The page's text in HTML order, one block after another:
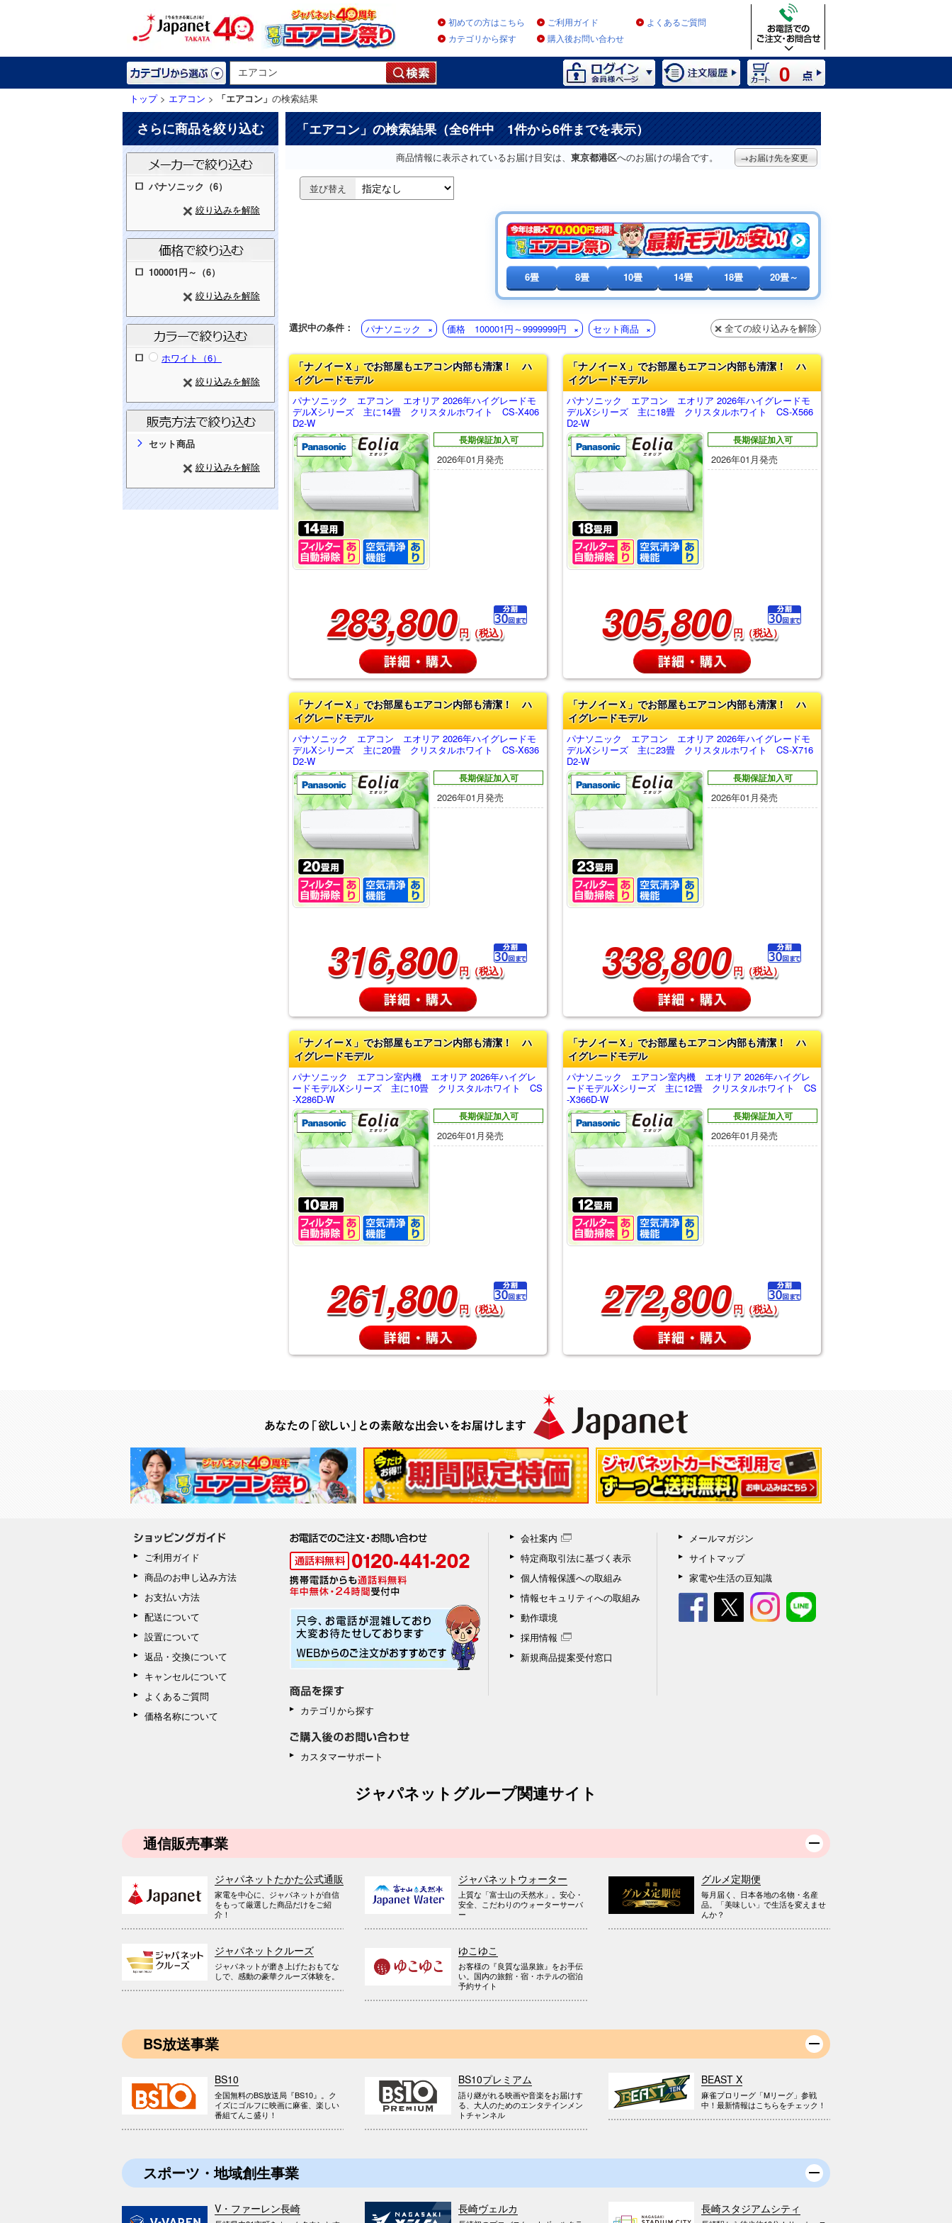
初めての方はこちら ご利用ガイド
よくあるご質問
カテゴリから探す
購入後お問い合わせ
0
トップ> エアコン > 「エアコン」 の検索結果
さらに商品を絞り込む
パナソニック（6）
絞り込みを解除
100001円～（6）
絞り込みを解除
ホワイト（6）
絞り込みを解除
セット商品
絞り込みを解除
「エアコン 」の検索結果（全6件中 1件から6件までを表示）
商品情報に表示されているお届け目安は、 東京都港区へのお届けの場合です。 →お届け先を変更
並び替え
6畳 8畳 10畳 14畳 18畳 20畳～
選択中の条件： パナソニック 価格 100001円～9999999円 セット商品 全ての絞り込みを解除
「ナノイーＸ」でお部屋もエアコン内部も清潔！ ハ
イグレードモデル
パナソニック エアコン エオリア 2026年ハイグレードモ
デルXシリーズ 主に14畳 クリスタルホワイト CS-X406
D2-W
長期保証加入可
2026年01月発売
283,800 円（税込）
「ナノイーＸ」でお部屋もエアコン内部も清潔！ ハ
イグレードモデル
パナソニック エアコン エオリア 2026年ハイグレードモ
デルXシリーズ 主に18畳 クリスタルホワイト CS-X566
D2-W
長期保証加入可
2026年01月発売
305,800 円（税込）
「ナノイーＸ」でお部屋もエアコン内部も清潔！ ハ
イグレードモデル
パナソニック エアコン エオリア 2026年ハイグレードモ
デルXシリーズ 主に20畳 クリスタルホワイト CS-X636
D2-W
長期保証加入可
2026年01月発売
316,800 円（税込）
「ナノイーＸ」でお部屋もエアコン内部も清潔！ ハ
イグレードモデル
パナソニック エアコン エオリア 2026年ハイグレードモ
デルXシリーズ 主に23畳 クリスタルホワイト CS-X716
D2-W
長期保証加入可
2026年01月発売
338,800 円（税込）
「ナノイーＸ」でお部屋もエアコン内部も清潔！ ハ
イグレードモデル
パナソニック エアコン室内機 エオリア 2026年ハイグレ
ードモデルXシリーズ 主に10畳 クリスタルホワイト CS
-X286D-W
長期保証加入可
2026年01月発売
261,800 円（税込）
「ナノイーＸ」でお部屋もエアコン内部も清潔！ ハ
イグレードモデル
パナソニック エアコン室内機 エオリア 2026年ハイグレ
ードモデルXシリーズ 主に12畳 クリスタルホワイト CS
-X366D-W
長期保証加入可
2026年01月発売
272,800 円（税込）
ご利用ガイド
商品のお申し込み方法
お支払い方法
配送について
設置について
返品・交換について
キャンセルについて
よくあるご質問
価格名称について
カテゴリから探す
カスタマーサポート
会社案内
特定商取引法に基づく表示
個人情報保護への取組み
情報セキュリティへの取組み
動作環境
採用情報
新規商品提案受付窓口
メールマガジン
サイトマップ
家電や生活の豆知識
ジャパネットグループ関連サイト
通信販売事業
ジャパネットたかた公式通販
家電を中心に、ジャパネットが自信
をもって厳選した商品だけをご紹
介！
ジャパネットウォーター
上質な「富士山の天然水」。安心・
安全、こだわりのウォーターサーバ
ー
グルメ定期便
毎月届く、日本各地の名物・名産
品。「美味しい」で生活を変えませ
んか？
ジャパネットクルーズ
ジャパネットが磨き上げたおもてな
しで、感動の豪華クルーズ体験を。
ゆこゆこ
お客様の『良質な温泉旅』をお手伝
い。国内の旅館・宿・ホテルの宿泊
予約サイト
BS放送事業
BS10
全国無料のBS放送局『BS10』。ク
イズにゴルフに映画に麻雀、楽しい
番組てんこ盛り！
BS10プレミアム
語り継がれる映画や音楽をお届けす
る、大人のためのエンタテインメン
トチャンネル
BEAST X
麻雀プロリーグ「Mリーグ」参戦
中！最新情報はこちらをチェック！
スポーツ・地域創生事業
V・ファーレン長崎 長崎ヴェルカ 長崎スタジアムシティ